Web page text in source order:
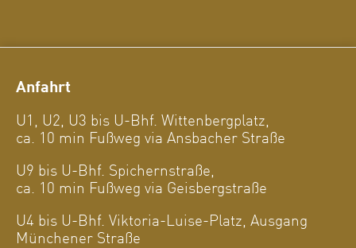
Anfahrt
U1, U2, U3 bis U-Bhf. Wittenbergplatz,
ca. 10 min Fußweg via Ansbacher Straße
U9 bis U-Bhf. Spichernstraße,
ca. 10 min Fußweg via Geisbergstraße
U4 bis U-Bhf. Viktoria-Luise-Platz, Ausgang
Münchener Straße